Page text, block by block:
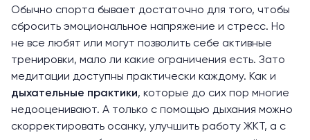
Обычно спорта бывает достаточно для того, чтобы
сбросить эмоциональное напряжение и стресс. Но
не все любят или могут позволить себе активные
тренировки, мало ли какие ограничения есть. Зато
медитации доступны практически каждому. Как и
дыхательные практики, которые до сих пор многие
недооценивают. А только с помощью дыхания можно
скорректировать осанку, улучшить работу ЖКТ, а с